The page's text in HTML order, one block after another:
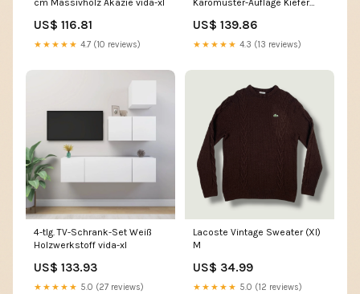
cm Massivholz Akazie vida-xl
US$ 116.81
★★★★★ 4.7 (10 reviews)
Karomuster-Auflage Kiefer
US$ 139.86
★★★★★ 4.3 (13 reviews)
4-tlg. TV-Schrank-Set Weiß
Holzwerkstoff vida-xl
US$ 133.93
★★★★★ 5.0 (27 reviews)
Lacoste Vintage Sweater (Xl)
M
US$ 34.99
★★★★★ 5.0 (12 reviews)